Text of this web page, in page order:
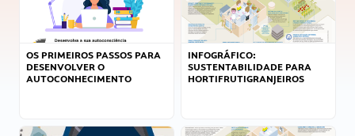
OS PRIMEIROS PASSOS PARA
DESENVOLVER O
AUTOCONHECIMENTO
INFOGRÁFICO:
SUSTENTABILIDADE PARA
HORTIFRUTIGRANJEIROS